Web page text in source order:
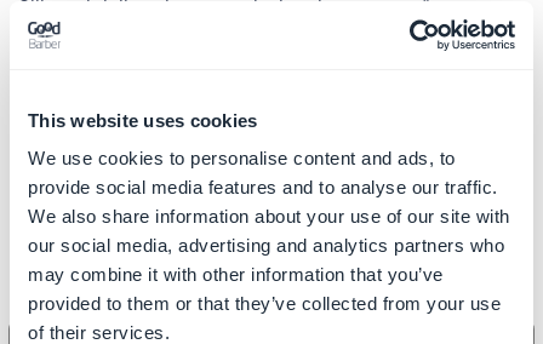
This website uses cookies
We use cookies to personalise content and ads, to
provide social media features and to analyse our traffic.
We also share information about your use of our site with
our social media, advertising and analytics partners who
may combine it with other information that you’ve
provided to them or that they’ve collected from your use
of their services.
Slik ser lojalitetskortet og belønningene ut på
brukersiden!
Vi ses snart for en ny tutorial!
Relaterte videoer